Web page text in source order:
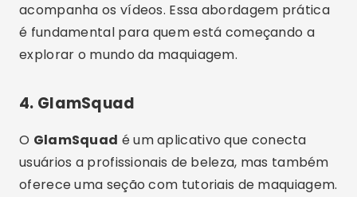
acompanha os vídeos. Essa abordagem prática
é fundamental para quem está começando a
explorar o mundo da maquiagem.
4. GlamSquad
O GlamSquad é um aplicativo que conecta
usuários a profissionais de beleza, mas também
oferece uma seção com tutoriais de maquiagem.